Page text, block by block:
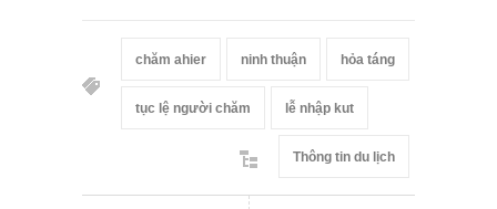
chăm ahier ninh thuận hỏa táng
tục lệ người chăm lễ nhập kut
Thông tin du lịch